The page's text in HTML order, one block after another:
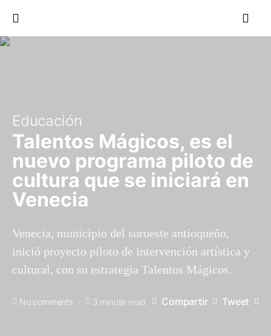
Educación
Talentos Mágicos, es el
nuevo programa piloto de
cultura que se iniciará en
Venecia
Venecia, municipio del suroeste antioqueño,
inició proyecto piloto de intervención artística y
cultural, con su estrategia Talentos Mágicos.
No comments 3 minute read Compartir Tweet